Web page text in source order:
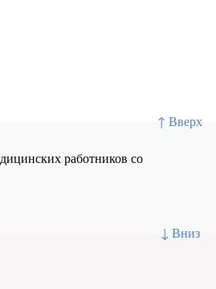
↑ Вверх
↓ Вниз
работников со